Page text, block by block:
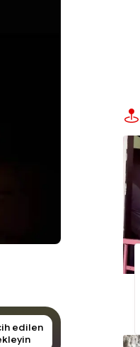
edilen